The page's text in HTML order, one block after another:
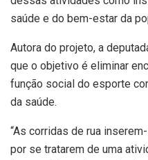
saúde e do bem-estar da
Autora do projeto, a
que o objetivo é eliminar
função social do esporte
da saúde.
“As corridas de rua
por se tratarem de uma